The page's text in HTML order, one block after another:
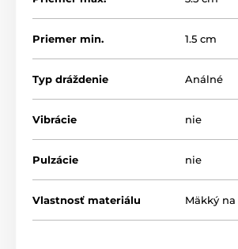
Priemer min. 1.5 cm
Typ dráždenie Análné
Vibrácie nie
Pulzácie nie
Vlastnosť materiálu Mäkký